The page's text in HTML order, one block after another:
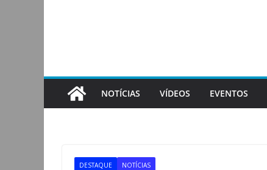
NOTÍCIAS VÍDEOS EVENTOS
DESTAQUE NOTÍCIAS